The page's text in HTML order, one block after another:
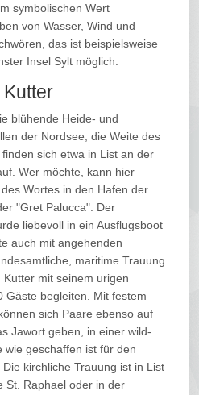
symbolischen Wert
von Wasser, Wind und
das ist beispielsweise
Insel Sylt möglich.
blühende Heide- und
der Nordsee, die Weite des
sich etwa in List an der
Wer möchte, kann hier
Wortes in den Hafen der
"Gret Palucca". Der
liebevoll in ein Ausflugsboot
auch mit angehenden
maritime Trauung
mit seinem urigen
Gäste begleiten. Mit festem
sich Paare ebenso auf
Jawort geben, in einer wild-
wie geschaffen ist für den
kirchliche Trauung ist in List
St. Raphael oder in der